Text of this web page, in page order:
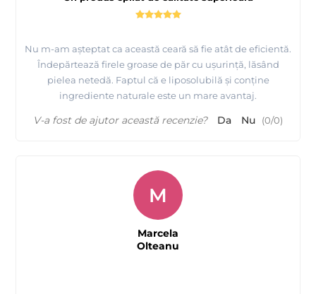
Nu m-am așteptat ca această ceară să fie atât de eficientă.
Îndepărtează firele groase de păr cu ușurință, lăsând
pielea netedă. Faptul că e liposolubilă și conține
ingrediente naturale este un mare avantaj.
V-a fost de ajutor această recenzie? Da Nu (0/0)
M
Marcela
Olteanu